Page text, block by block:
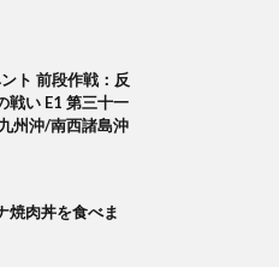
ト 前段作戦：反
戦い E1 第三十一
州沖/南西諸島沖
焼肉丼を食べま